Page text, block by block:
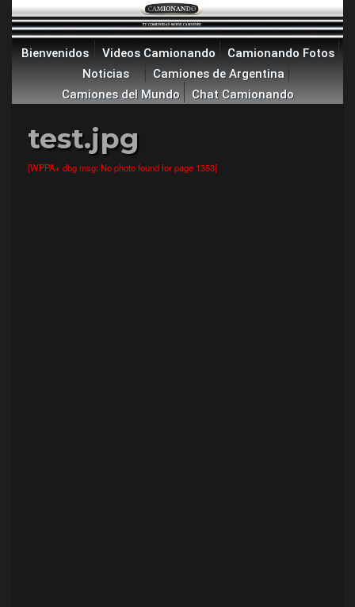
Bienvenidos Videos Camionando
Camionando Fotos
Noticias
Camiones de Argentina
Camiones del Mundo
Chat Camionando
test.jpg
[WPPA+ dbg msg: No photo found for page 1353]